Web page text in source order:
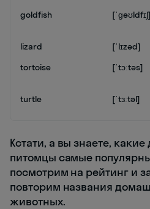
goldfish [ˈɡəʊldfɪʃ]
lizard
[ˈlɪzəd]
tortoise
[ˈtɔːtəs]
turtle
[ˈtɜːtəl]
Кстати, а вы знаете,
питомцы самые
посмотрим на рейтинг и
повторим названия
животных.